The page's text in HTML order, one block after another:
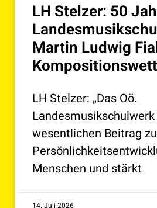
LH Stelzer: 50
Martin Ludwig
LH Stelzer: „Das Oö.
wesentlichen Beitrag
Menschen und stärkt
14. Juli 2026